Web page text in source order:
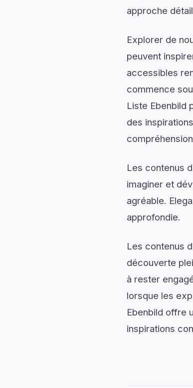
approche
Explorer de
peuvent
accessibles
commence
Liste Ebenbild
des
Les contenus
imaginer et
agréable.
approfondie.
Les contenus
découverte
à rester
lorsque les
Ebenbild offre
inspirations